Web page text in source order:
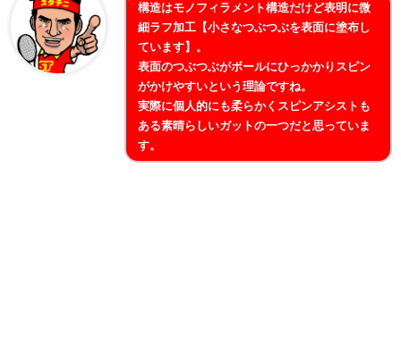
構造はモノフィラメント構造だけど表明に微
細ラフ加工【小さなつぶつぶを表面に塗布し
ています】。
表面のつぶつぶがボールにひっかかりスピン
がかけやすいという理論ですね。
実際に個人的にも柔らかくスピンアシストも
ある素晴らしいガットの一つだと思っていま
す。